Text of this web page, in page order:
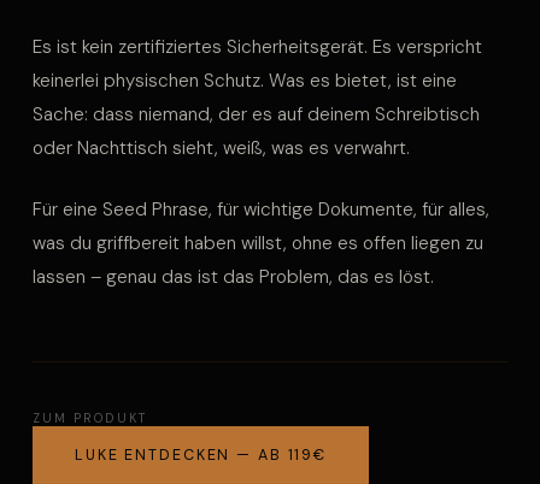
Es ist kein zertifiziertes Sicherheitsgerät. Es verspricht
keinerlei physischen Schutz. Was es bietet, ist eine
Sache: dass niemand, der es auf deinem Schreibtisch
oder Nachttisch sieht, weiß, was es verwahrt.
Für eine Seed Phrase, für wichtige Dokumente, für alles,
was du griffbereit haben willst, ohne es offen liegen zu
lassen – genau das ist das Problem, das es löst.
ZUM PRODUKT
LUKE ENTDECKEN — AB 119€